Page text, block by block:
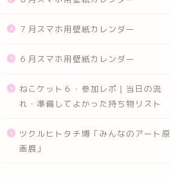
７月スマホ用壁紙カレンダー
６月スマホ用壁紙カレンダー
ねこケット６・参加レポ｜当日の流
れ・準備してよかった持ち物リスト
ツクルヒトタチ博「みんなのアート原
画展」